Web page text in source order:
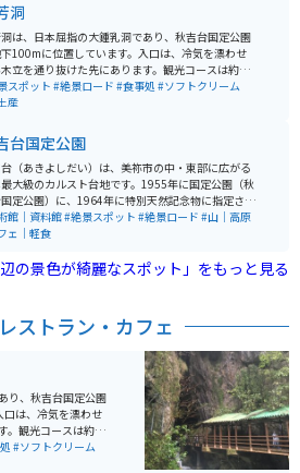
る爽快なロードとなっています。カルストロード
に駐車場があり、徒歩で散策をすることも可能で
ルストードの近くには、秋芳洞や大正洞などの洞
あり、歴史を感じつつゆったりと過ごすことのでき
となっています。
洞
は、日本屈指の大鍾乳洞であり、秋吉台国定公園
100mに位置しています。入口は、冷気を漂わせ
立を通り抜けた先にあります。観光コースは約1k
季を通じて温度が17℃で一定しており、快適に観
ことができます。洞内には不思議な自然の造形美
知の龍河洞と並び、日本三大鍾乳洞の一つで、特
念物にも指定されています。 洞内には見事な造
数々があり、百枚皿や黄金柱などは忘れがたい美
す。また、冒険コースや、秋芳洞・闇のロマン体
もあり、スリリングな探検を楽しむことができま
の
体験を体験することができます。懐中電灯1本で歩
、一層神秘的な眺めに感動することができます。
スポット#絶景ロード #食事処 #ソフトクリーム
産
台国定公園
（あきよしだい）は、美祢市の中・東部に広がる
大級のカルスト台地です。1955年に国定公園（秋
定公園）に、1964年に特別天然記念物に指定され
す。この秋吉台の雄大な景観を作っている石灰石
よそ3億5千万年前に南方の海でサンゴ礁として誕
成しました。
館｜資料館#絶景スポット #絶景ロード #山｜高原
ェ｜軽食
辺の景色が綺麗なスポット」をもっと見る
ストラン・カフェ
り、秋吉台国定公園
は、冷気を漂わせ
。観光コースは約1k
ており、快適に観
議な自然の造形美
#ソフトクリーム